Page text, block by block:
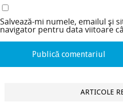
Salvează-mi numele, emailul și
navigator pentru data viitoare
ARTICOLE